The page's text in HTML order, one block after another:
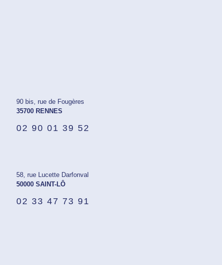
90 bis, rue de Fougères
35700 RENNES
02 90 01 39 52
58, rue Lucette Darfonval
50000 SAINT-LÔ
02 33 47 73 91